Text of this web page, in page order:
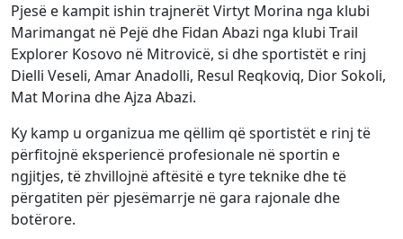
Pjesë e kampit ishin trajnerët Virtyt Morina nga klubi
Marimangat në Pejë dhe Fidan Abazi nga klubi Trail
Explorer Kosovo në Mitrovicë, si dhe sportistët e rinj
Dielli Veseli, Amar Anadolli, Resul Reqkoviq, Dior Sokoli,
Mat Morina dhe Ajza Abazi.
Ky kamp u organizua me qëllim që sportistët e rinj të
përfitojnë eksperiencë profesionale në sportin e
ngjitjes, të zhvillojnë aftësitë e tyre teknike dhe të
përgatiten për pjesëmarrje në gara rajonale dhe
botërore.